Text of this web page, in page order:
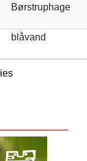
Børstruphage
blåvand